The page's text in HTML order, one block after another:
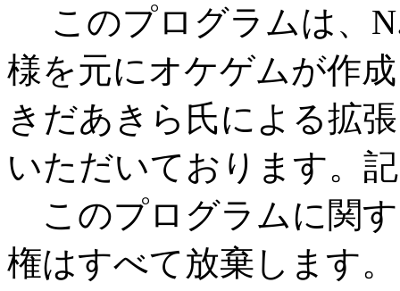
このプログラムは、
様を元にオケゲムが作
きだあきら氏による拡
いただいております。
このプログラムに関
権はすべて放棄します